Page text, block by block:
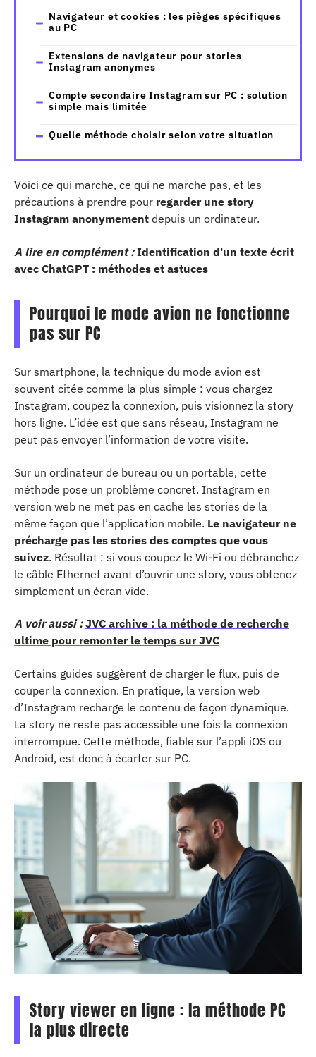
Navigateur et cookies : les pièges spécifiques
au PC
Extensions de navigateur pour stories
Instagram anonymes
Compte secondaire Instagram sur PC : solution
simple mais limitée
Quelle méthode choisir selon votre situation
Voici ce qui marche, ce qui ne marche pas, et les
précautions à prendre pour regarder une story
Instagram anonymement depuis un ordinateur.
A lire en complément : Identification d'un texte écrit
avec ChatGPT : méthodes et astuces
Pourquoi le mode avion ne fonctionne
pas sur PC
Sur smartphone, la technique du mode avion est
souvent citée comme la plus simple : vous chargez
Instagram, coupez la connexion, puis visionnez la story
hors ligne. L’idée est que sans réseau, Instagram ne
peut pas envoyer l’information de votre visite.
Sur un ordinateur de bureau ou un portable, cette
méthode pose un problème concret. Instagram en
version web ne met pas en cache les stories de la
même façon que l’application mobile. Le navigateur ne
précharge pas les stories des comptes que vous
suivez. Résultat : si vous coupez le Wi-Fi ou débranchez
le câble Ethernet avant d’ouvrir une story, vous obtenez
simplement un écran vide.
A voir aussi : JVC archive : la méthode de recherche
ultime pour remonter le temps sur JVC
Certains guides suggèrent de charger le flux, puis de
couper la connexion. En pratique, la version web
d’Instagram recharge le contenu de façon dynamique.
La story ne reste pas accessible une fois la connexion
interrompue. Cette méthode, fiable sur l’appli iOS ou
Android, est donc à écarter sur PC.
Story viewer en ligne : la méthode PC
la plus directe